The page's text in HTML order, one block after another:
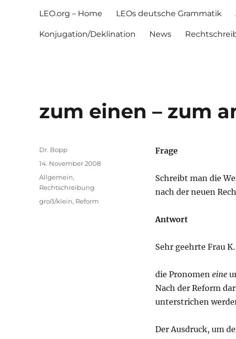
LEO.org – Home LEOs deutsche Grammatik
Konjugation/Deklination News
zum einen – zum
Frage
Schreibt man die
nach der neuen
Antwort
Sehr geehrte Frau
die Pronomen eine
Nach der Reform
unterstrichen
Der Ausdruck, um
Autor
Dr. Bopp
Veröffentlicht
am
14. November 2008
Kategorien
Allgemein,
Rechtschreibung
Schlagwörter
groß/klein, Reform